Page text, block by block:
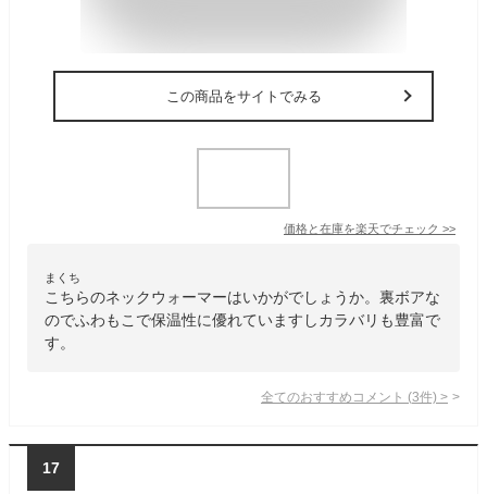
この商品をサイトでみる
価格と在庫を楽天でチェック >>
まくち
こちらのネックウォーマーはいかがでしょうか。裏ボアな
のでふわもこで保温性に優れていますしカラバリも豊富で
す。
全てのおすすめコメント (3件) >
17